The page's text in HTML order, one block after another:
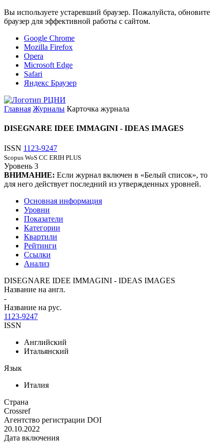
Вы используете устаревший браузер. Пожалуйста, обновите
браузер для эффективной работы с сайтом.
Google Chrome
Mozilla Firefox
Opera
Microsoft Edge
Safari
Яндекс Браузер
Главная Журналы Карточка журнала
DISEGNARE IDEE IMMAGINI - IDEAS IMAGES
ISSN 1123-9247
Scopus WoS CC ERIH PLUS
Уровень 3
ВНИМАНИЕ: Если журнал включен в «Белый список», то
для него действует последний из утвержденных уровней.
Основная информация
Уровни
Показатели
Категории
Квартили
Рейтинги
Ссылки
Анализ
DISEGNARE IDEE IMMAGINI - IDEAS IMAGES
Название на англ.
-
Название на рус.
1123-9247
ISSN
Английский
Итальянский
Язык
Италия
Страна
Crossref
Агентство регистрации DOI
20.10.2022
Дата включения